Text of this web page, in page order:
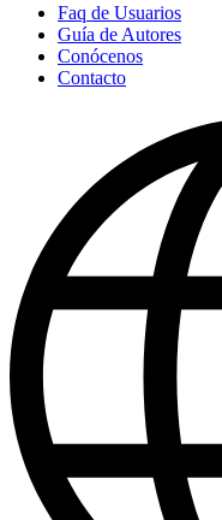
Faq de Usuarios
Guía de Autores
Conócenos
Contacto